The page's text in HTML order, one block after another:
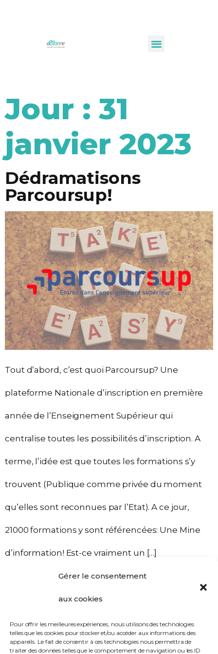
Gérer le consentement
aux cookies
Pour offrir les meilleures expériences, nous utilisons des technologies
telles que les cookies pour stocker et/ou accéder aux informations des
appareils. Le fait de consentir à ces technologies nous permettra de
traiter des données telles que le comportement de navigation ou les ID
Jour :31
janvier 2023
Dédramatisons
Parcoursup!
Tout d’abord, c’est quoi Parcoursup? Une
plateforme Nationale d’inscription en première
année de l’Enseignement Supérieur qui
centralise toutes les possibilités d’inscription. A
terme, l’idée est que toutes les formations s’y
trouvent (Publique comme privée du moment
qu’elles sont reconnues par l’Etat). A ce jour,
21000 formations y sont référencées: Une Mine
d’information! Est-ce vraiment un […]